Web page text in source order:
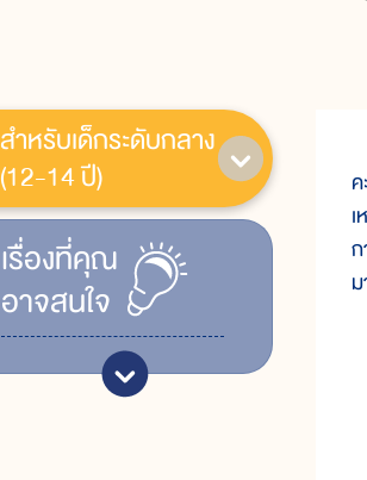
สำหรับเด็กระดับกลาง
(12-14 ปี)
เรื่ิองที่คุณ
อาจสนใจ